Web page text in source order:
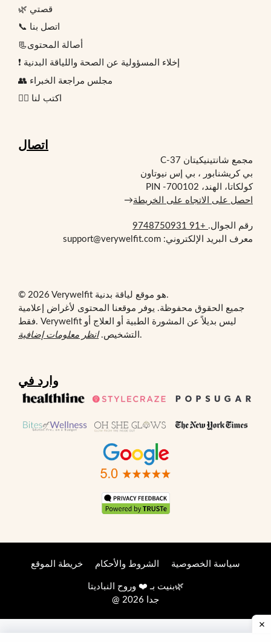
🌿 قصتي
📞 اتصل بنا
📃أصالة المحتوى
❗ إخلاء المسؤولية عن الصحة واللياقة البدنية
👥 مجلس مراجعة الخبراء
✍🏻 اكتب لنا
اتصال
مجمع شانتينيكيتان C-37
بي كريشنابور ، بي إس نيوتاون
كولكاتا، الهند، PIN -700102
احصل على الاتجاه على الخريطة→
رقم الجوال. +91 9748750931
معرف البريد الإلكتروني: support@verywelfit.com
© 2026 Verywelfit هو موقع لياقة بدنية.
جميع الحقوق محفوظة. يوفر موقعنا المحتوى لأغراض إعلامية
فقط. Verywelfit ليس بديلاً عن المشورة الطبية أو العلاج أو
التشخيص.انظر معلومات إضافية .
وارد في
خريطة الموقع الشروط والأحكام سياسة الخصوصية
بنيت بـ ❤️ وروح النباديتا
🌿
@ 2026 جدا